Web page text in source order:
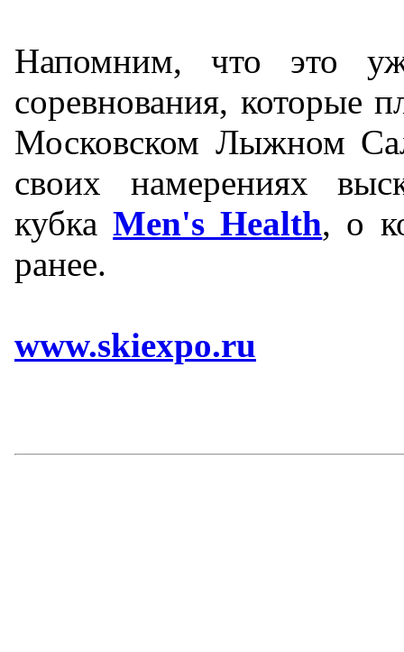
Напомним, что это
соревнования, которые
Московском Лыжном
своих намерениях
кубкаMen's Health, о
ранее.
www.skiexpo.ru